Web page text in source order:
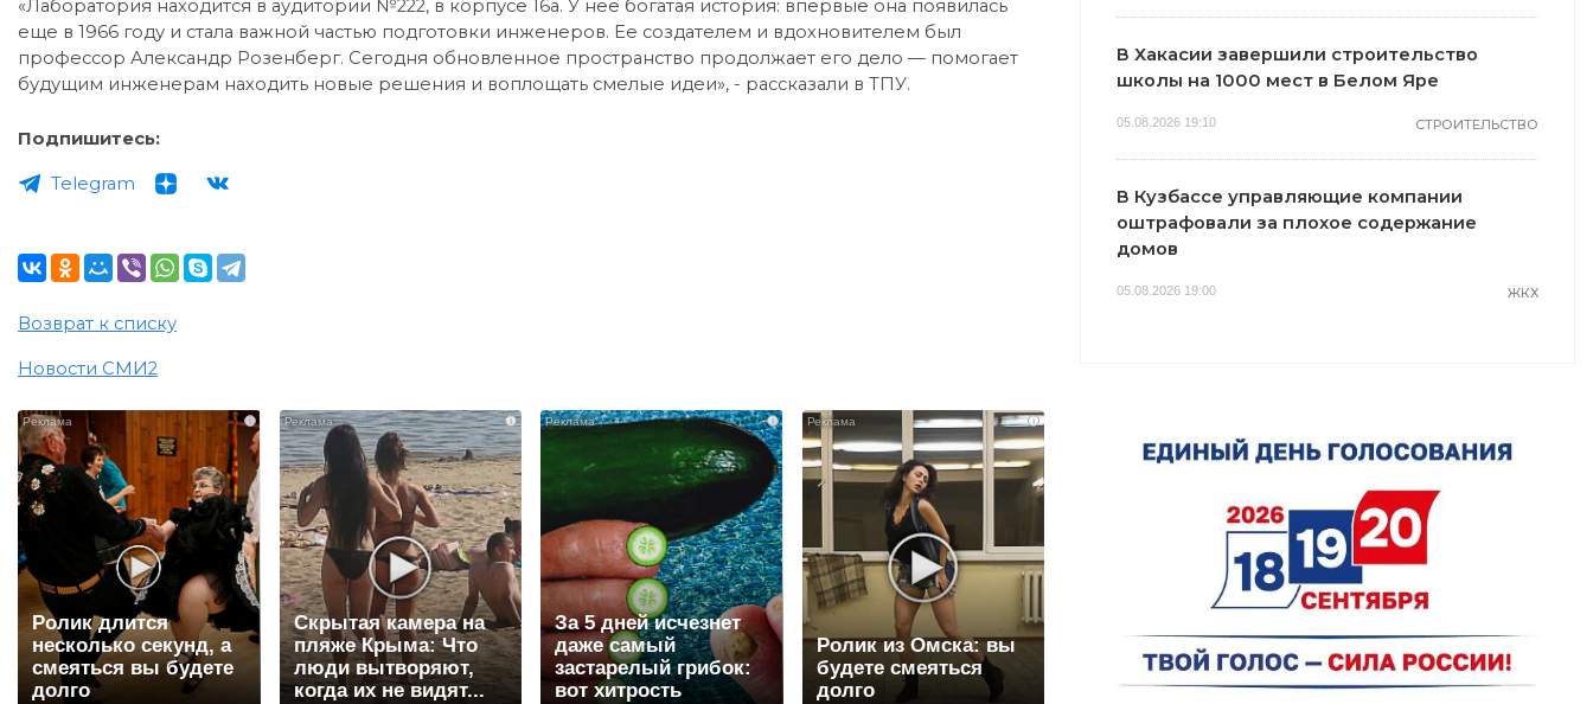
«Лаборатория находится в аудитории №222, в корпусе 16а. У нее богатая история: впервые она появилась
еще в 1966 году и стала важной частью подготовки инженеров. Ее создателем и вдохновителем был
профессор Александр Розенберг. Сегодня обновленное пространство продолжает его дело — помогает
будущим инженерам находить новые решения и воплощать смелые идеи», - рассказали в ТПУ.
Подпишитесь:
Telegram
Возврат к списку
Новости СМИ2
i
Ролик длится
несколько секунд, а
смеяться вы будете
долго
i
Скрытая камера на
пляже Крыма: Что
люди вытворяют,
когда их не видят...
i
За 5 дней исчезнет
даже самый
застарелый грибок:
вот хитрость
i
Ролик из Омска: вы
будете смеяться
долго
В Хакасии завершили строительство
школы на 1000 мест в Белом Яре
05.08.2026 19:10 СТРОИТЕЛЬСТВО
В Кузбассе управляющие компании
оштрафовали за плохое содержание
домов
05.08.2026 19:00 ЖКХ